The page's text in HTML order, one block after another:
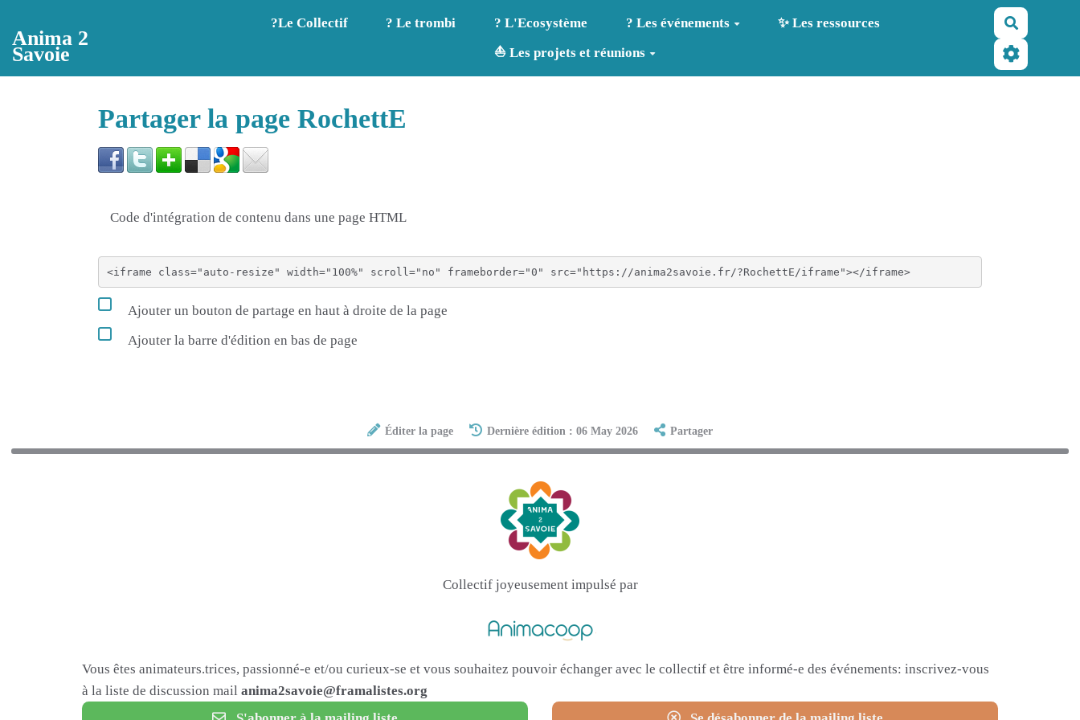
Anima 2
Savoie
?️Le Collectif ? Le trombi ? L'Ecosystème ? Les événements
✨ Les ressources
⛵ Les projets et réunions
Partager la page RochettE
Code d'intégration de contenu dans une page HTML
<iframe class="auto-resize" width="100%" scroll="no" frameborder="0" src="https://anima2savoie.fr/?RochettE/iframe"></iframe>
Ajouter un bouton de partage en haut à droite de la page
Ajouter la barre d'édition en bas de page
Éditer la page Dernière édition : 06 May 2026 Partager
Collectif joyeusement impulsé par
Vous êtes animateurs.trices, passionné-e et/ou curieux-se et vous souhaitez pouvoir échanger avec le collectif et être informé-e des événements: inscrivez-vous
à la liste de discussion mail anima2savoie@framalistes.org